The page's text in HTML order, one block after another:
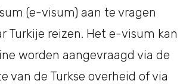
(e-visum) aan te vragen
Turkije reizen. Het e-visum kan
worden aangevraagd via de
van de Turkse overheid of via